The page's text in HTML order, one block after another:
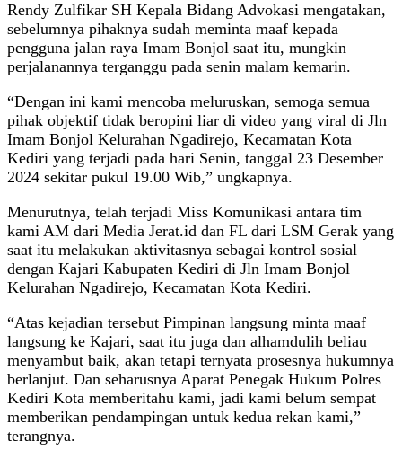
Rendy Zulfikar SH Kepala Bidang Advokasi mengatakan,
sebelumnya pihaknya sudah meminta maaf kepada
pengguna jalan raya Imam Bonjol saat itu, mungkin
perjalanannya terganggu pada senin malam kemarin.
“Dengan ini kami mencoba meluruskan, semoga semua
pihak objektif tidak beropini liar di video yang viral di Jln
Imam Bonjol Kelurahan Ngadirejo, Kecamatan Kota
Kediri yang terjadi pada hari Senin, tanggal 23 Desember
2024 sekitar pukul 19.00 Wib,” ungkapnya.
Menurutnya, telah terjadi Miss Komunikasi antara tim
kami AM dari Media Jerat.id dan FL dari LSM Gerak yang
saat itu melakukan aktivitasnya sebagai kontrol sosial
dengan Kajari Kabupaten Kediri di Jln Imam Bonjol
Kelurahan Ngadirejo, Kecamatan Kota Kediri.
“Atas kejadian tersebut Pimpinan langsung minta maaf
langsung ke Kajari, saat itu juga dan alhamdulih beliau
menyambut baik, akan tetapi ternyata prosesnya hukumnya
berlanjut. Dan seharusnya Aparat Penegak Hukum Polres
Kediri Kota memberitahu kami, jadi kami belum sempat
memberikan pendampingan untuk kedua rekan kami,”
terangnya.